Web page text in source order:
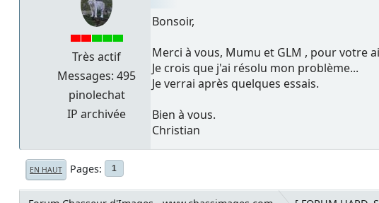
Très actif
Messages: 495
pinolechat
IP archivée
Bonsoir,
Merci à vous, Mumu et GLM , pour votre
Je crois que j'ai résolu mon problème...
Je verrai après quelques essais.
Bien à vous.
Christian
EN HAUT Pages 1